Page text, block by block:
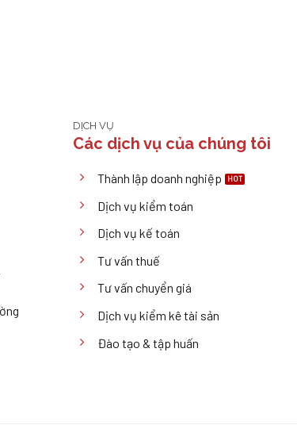
DỊCH VỤ
Các dịch vụ của chúng tôi
Thành lập doanh nghiệp
Dịch vụ kiểm toán
Dịch vụ kế toán
Tư vấn thuế
Tư vấn chuyển giá
Dịch vụ kiểm kê tài sản
Đào tạo & tập huấn